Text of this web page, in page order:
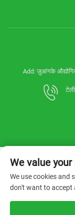
Add: ज़ुआंगके
कॉपीराइट © 2026
लिमिटेड।
We value your
We use cookies and
don't want to accept